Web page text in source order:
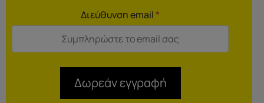
Διεύθυνση email*
Δωρεάν εγγραφή